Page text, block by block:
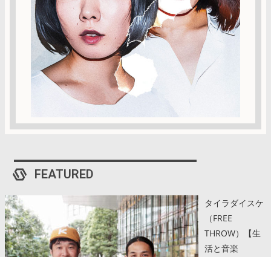
FEATURED
タイラダイスケ
（FREE
THROW）【生
活と音楽